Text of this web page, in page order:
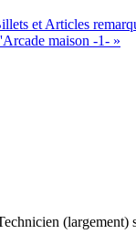
et Articles
maison -1- »
(largement)